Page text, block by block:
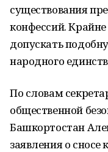
существования
конфессий.
допускать
народного
По словам
общественной
Башкортостан
заявления о сносе